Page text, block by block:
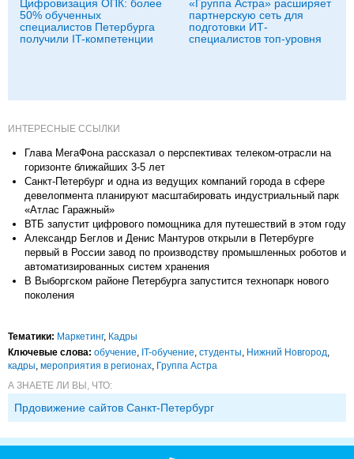
Цифровизация ОПК: более
50% обученных
специалистов Петербурга
получили IT-компетенции
«Группа Астра» расширяет
партнерскую сеть для
подготовки ИТ-
специалистов топ-уровня
ИНТЕРЕСНЫЕ ССЫЛКИ
Глава МегаФона рассказал о перспективах телеком-отрасли на
горизонте ближайших 3-5 лет
Санкт-Петербург и одна из ведущих компаний города в сфере
девелопмента планируют масштабировать индустриальный парк
«Атлас Гаражный»
ВТБ запустит цифрового помощника для путешествий в этом году
Александр Беглов и Денис Мантуров открыли в Петербурге
первый в России завод по производству промышленных роботов и
автоматизированных систем хранения
В Выборгском районе Петербурга запустится технопарк нового
поколения
Тематики: Маркетинг, Кадры
Ключевые слова: обучение, IT-обучение, студенты, Нижний Новгород,
кадры, мероприятия в регионах, Группа Астра
А ЗНАЕТЕ ЛИ ВЫ, ЧТО:
Прдовижение сайтов Санкт-Петербург